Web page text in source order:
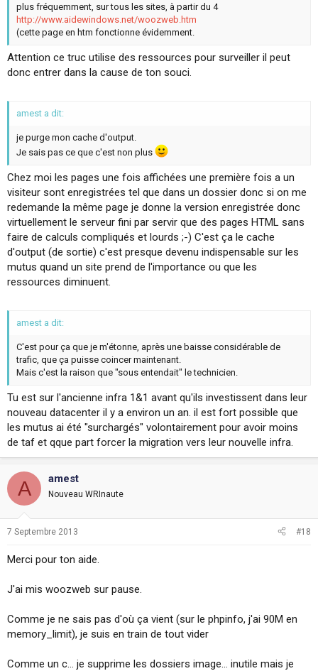
plus fréquemment, sur tous les sites, à partir du 4
http://www.aidewindows.net/woozweb.htm
(cette page en htm fonctionne évidemment.
Attention ce truc utilise des ressources pour surveiller il peut
donc entrer dans la cause de ton souci.
amest a dit:
je purge mon cache d'output.
Je sais pas ce que c'est non plus
Chez moi les pages une fois affichées une première fois a un
visiteur sont enregistrées tel que dans un dossier donc si on me
redemande la même page je donne la version enregistrée donc
virtuellement le serveur fini par servir que des pages HTML sans
faire de calculs compliqués et lourds ;-) C'est ça le cache
d'output (de sortie) c'est presque devenu indispensable sur les
mutus quand un site prend de l'importance ou que les
ressources diminuent.
amest a dit:
C'est pour ça que je m'étonne, après une baisse considérable de
trafic, que ça puisse coincer maintenant.
Mais c'est la raison que "sous entendait" le technicien.
Tu est sur l'ancienne infra 1&1 avant qu'ils investissent dans leur
nouveau datacenter il y a environ un an. il est fort possible que
les mutus ai été "surchargés" volontairement pour avoir moins
de taf et qque part forcer la migration vers leur nouvelle infra.
A amest
Nouveau WRInaute
7 Septembre 2013 #18
Merci pour ton aide.
J'ai mis woozweb sur pause.
Comme je ne sais pas d'où ça vient (sur le phpinfo, j'ai 90M en
memory_limit), je suis en train de tout vider
Comme un c... je supprime les dossiers image... inutile mais je